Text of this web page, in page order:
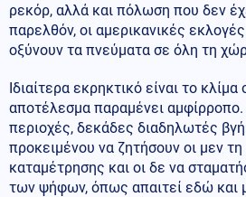
ρεκόρ, αλλά και πόλωση που δεν
παρελθόν, οι αμερικανικές
οξύνουν τα πνεύματα σε όλη τη
Ιδιαίτερα εκρηκτικό είναι το
αποτέλεσμα παραμένει
περιοχές, δεκάδες διαδηλωτές
προκειμένου να ζητήσουν οι μεν τη
καταμέτρησης και οι δε να
των ψήφων, όπως απαιτεί εδώ και